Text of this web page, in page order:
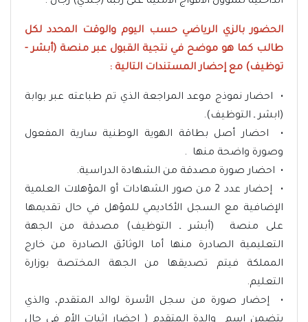
الحضور بالزي الرياضي حسب اليوم والوقت المحدد لكل
طالب كما هو موضح في نتجية القبول عبر منصة (أبشر -
توظيف) مع إحضار المستندات التالية :
• احضار نموذج موعد المراجعة الذي تم طباعته عبر بوابة
(ابشر ـ التوظيف).
• احضار أصل بطاقة الهوية الوطنية سارية المفعول
وصورة واضحة منها .
• احضار صورة مصدقة من الشهادة الدراسية.
• إحضار عدد 2 من صور الشهادات أو المؤهلات العلمية
الإضافية مع السجل الأكاديمي للمؤهل في حال تقديمها
على منصة (أبشر ـ التوظيف) مصدقة من الجهة
التعليمية الصادرة منها أما الوثائق الصادرة من خارج
المملكة فيتم تصديقها من الجهة المختصة بوزارة
التعليم.
• إحضار صورة من سجل الأسرة لوالد المتقدم، والذي